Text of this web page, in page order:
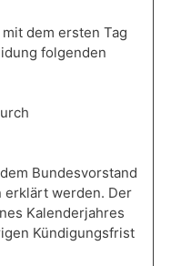
dem ersten Tag
folgenden
Bundesvorstand
erklärt werden. Der
Kalenderjahres
Kündigungsfrist